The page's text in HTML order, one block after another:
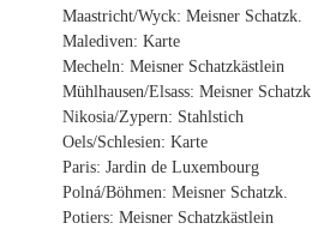
Maastricht/Wyck: Meisner Schatzk.
Malediven: Karte
Mecheln: Meisner Schatzkästlein
Mühlhausen/Elsass: Meisner Schatzk.
Nikosia/Zypern: Stahlstich
Oels/Schlesien: Karte
Paris: Jardin de Luxembourg
Polná/Böhmen: Meisner Schatzk.
Potiers: Meisner Schatzkästlein